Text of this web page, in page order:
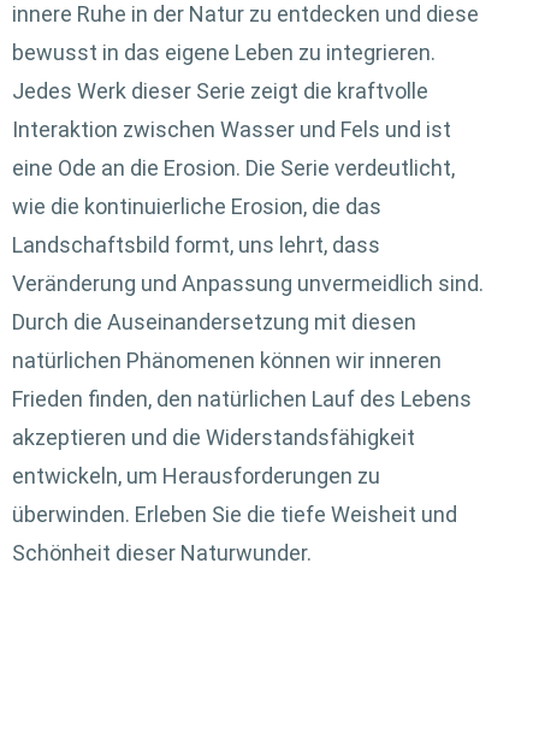
innere Ruhe in der Natur zu entdecken und diese
bewusst in das eigene Leben zu integrieren.
Jedes Werk dieser Serie zeigt die kraftvolle
Interaktion zwischen Wasser und Fels und ist
eine Ode an die Erosion. Die Serie verdeutlicht,
wie die kontinuierliche Erosion, die das
Landschaftsbild formt, uns lehrt, dass
Veränderung und Anpassung unvermeidlich sind.
Durch die Auseinandersetzung mit diesen
natürlichen Phänomenen können wir inneren
Frieden finden, den natürlichen Lauf des Lebens
akzeptieren und die Widerstandsfähigkeit
entwickeln, um Herausforderungen zu
überwinden. Erleben Sie die tiefe Weisheit und
Schönheit dieser Naturwunder.